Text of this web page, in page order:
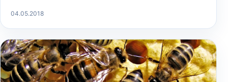
04.05.2018